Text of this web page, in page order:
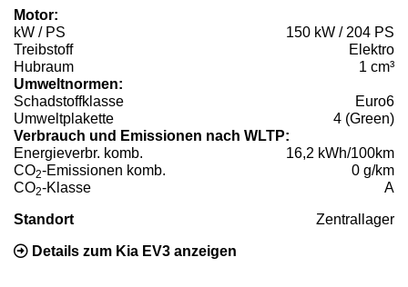
Motor:
kW / PS
150 kW / 204 PS
Treibstoff
Elektro
Hubraum
1 cm³
Umweltnormen:
Schadstoffklasse
Euro6
Umweltplakette
4 (Green)
Verbrauch und Emissionen nach WLTP:
Energieverbr. komb.
16,2 kWh/100km
CO2-Emissionen komb.
0 g/km
CO2-Klasse A
Standort Zentrallager
Details zum Kia EV3 anzeigen